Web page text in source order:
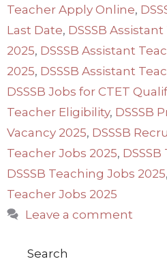
Teacher Apply Online,
Last Date, DSSSB
2025, DSSSB Assistant
2025, DSSSB Assistant
DSSSB Jobs for CTET
Teacher Eligibility, DSSSB
Vacancy 2025, DSSSB
Teacher Jobs 2025,
DSSSB Teaching Jobs 2025,
Teacher Jobs 2025
Leave a comment
Search